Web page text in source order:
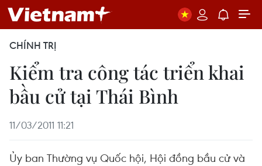
CHÍNH TRỊ
Kiểm tra công tác triển khai
bầu cử tại Thái Bình
11/03/2011 11:21
Ủy ban Thường vụ Quốc hội, Hội đồng bầu cử và